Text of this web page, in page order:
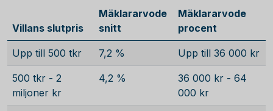
Villans slutpris
Mäklararvode
snitt
Mäklararvode
procent
Upp till 500 tkr 7,2 % Upp till 36 000 kr
500 tkr - 2
miljoner kr
4,2 %
36 000 kr - 64
000 kr